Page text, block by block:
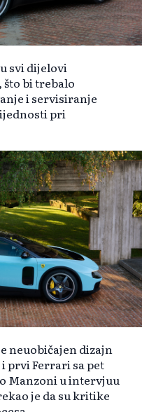
svi dijelovi
bi trebalo
i servisiranje
pri
neuobičajen dizajn
prvi Ferrari sa pet
Manzoni u intervjuu
je da su kritike